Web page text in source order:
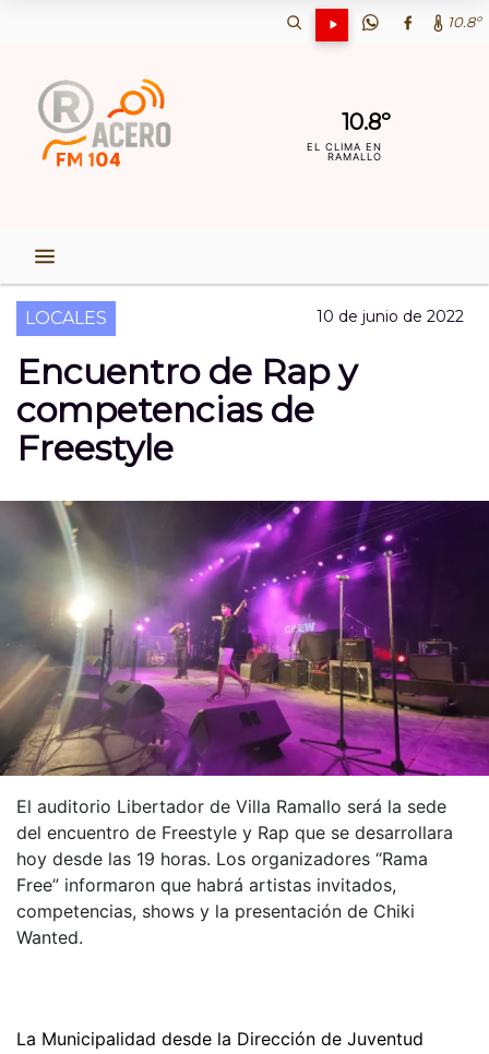
10.8º
10.8º
EL CLIMA EN
RAMALLO
LOCALES 10 de junio de 2022
Encuentro de Rap y
competencias de
Freestyle
El auditorio Libertador de Villa Ramallo será la sede
del encuentro de Freestyle y Rap que se desarrollara
hoy desde las 19 horas. Los organizadores “Rama
Free” informaron que habrá artistas invitados,
competencias, shows y la presentación de Chiki
Wanted.
La Municipalidad desde la Dirección de Juventud